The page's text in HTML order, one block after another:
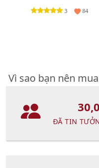
tự nhiên (New)
3 84
Vì sao bạn nên
ĐÃ TIN